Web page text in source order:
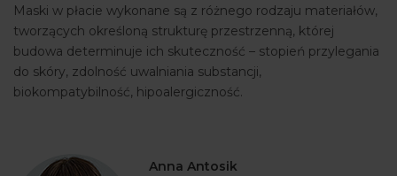
Maski w płacie wykonane są z różnego rodzaju materiałów,
tworzących określoną strukturę przestrzenną, której
budowa determinuje ich skuteczność – stopień przylegania
do skóry, zdolność uwalniania substancji,
biokompatybilność, hipoalergiczność.
Anna Antosik